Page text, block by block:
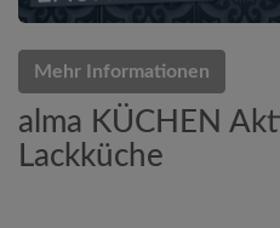
Mehr Informationen
alma KÜCHEN
Lackküche